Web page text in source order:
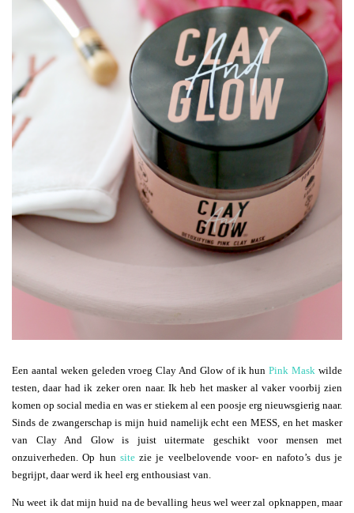
Een aantal weken geleden vroeg Clay And Glow of ik hunPink Mask wilde
testen, daar had ik zeker oren naar. Ik heb het masker al vaker voorbij zien
komen op social media en was er stiekem al een poosje erg nieuwsgierig naar.
Sinds de zwangerschap is mijn huid namelijk echt een MESS, en het masker
van Clay And Glow is juist uitermate geschikt voor mensen met
onzuiverheden. Op hun sitezie je veelbelovende voor- en nafoto’s dus je
begrijpt, daar werd ik heel erg enthousiast van.
Nu weet ik dat mijn huid na de bevalling heus wel weer zal opknappen, maar